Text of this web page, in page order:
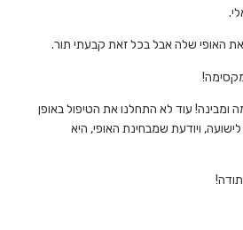
האופי שלה אבל בכל זאת קבעתי תור.
ומבינה! עוד לא התחלנו את הטיפול באופן
ויודעת שמבחינת האופי, היא